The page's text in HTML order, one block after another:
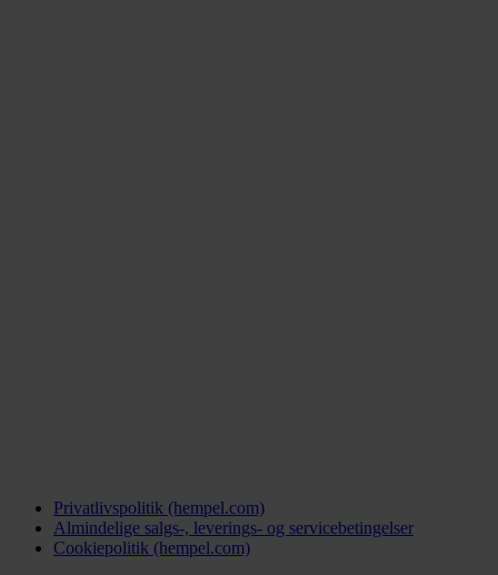
Privatlivspolitik (hempel.com)
Almindelige salgs-, leverings- og servicebetingelser
Cookiepolitik (hempel.com)